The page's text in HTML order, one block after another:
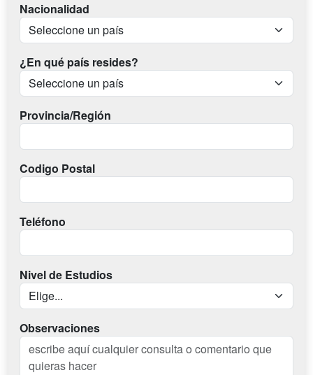
Nacionalidad
¿En qué país resides?
Provincia/Región
Codigo Postal
Teléfono
Nivel de Estudios
Observaciones